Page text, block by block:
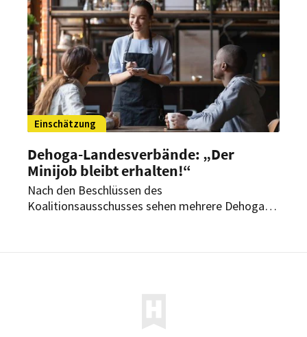
Einschätzung
Dehoga-Landesverbände: „Der
Minijob bleibt erhalten!“
Nach den Beschlüssen des
Koalitionsausschusses sehen mehrere Dehoga-